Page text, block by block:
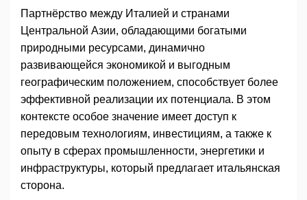
Партнёрство между Италией и странами
Центральной Азии, обладающими богатыми
природными ресурсами, динамично
развивающейся экономикой и выгодным
географическим положением, способствует более
эффективной реализации их потенциала. В этом
контексте особое значение имеет доступ к
передовым технологиям, инвестициям, а также к
опыту в сферах промышленности, энергетики и
инфраструктуры, который предлагает итальянская
сторона.